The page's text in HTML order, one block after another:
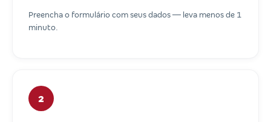
Preencha o formulário com seus dados — leva menos de 1
minuto.
2